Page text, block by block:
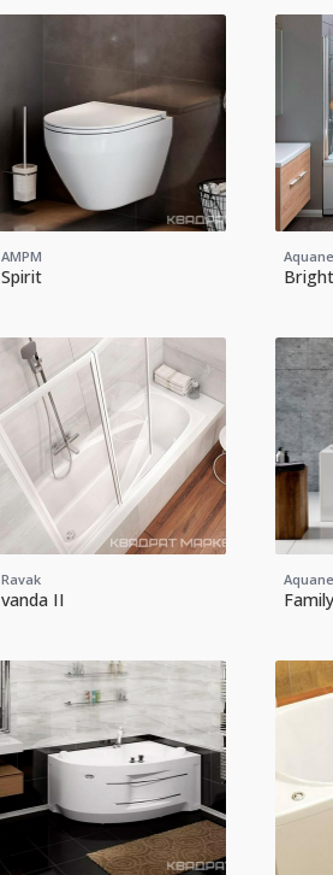
AMPM
Spirit Bright
Ravak
vanda II Family